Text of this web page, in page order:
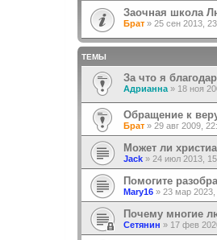
Заочная школа
Брат » 25 сен 2013,
ТЕМЫ
За что я
Адрианна » 18 ноя
Обращение к
Брат » 29 авг 2009,
Может ли
Jack » 24 июл 2013,
Помогите
Mary16 » 23 мар 2023,
Почему многие
Сетянин » 17 фев